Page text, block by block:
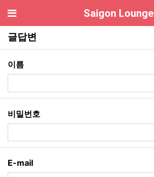
Saigon Lounge
호치민 이발소 글답변
글답변
이름필수
비밀번호
E-mail